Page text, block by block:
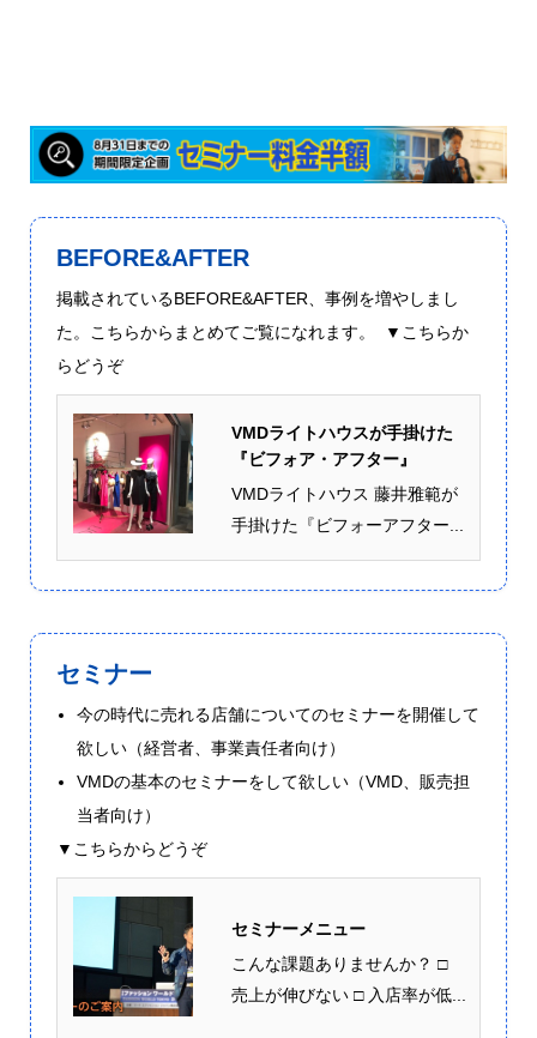
BEFORE&AFTER
掲載されているBEFORE&AFTER、事例を増やしまし
た。こちらからまとめてご覧になれます。 ▼こちらか
らどうぞ
VMDライトハウスが手掛けた
『ビフォア・アフター』
VMDライトハウス 藤井雅範が
手掛けた『ビフォーアフター...
セミナー
今の時代に売れる店舗についてのセミナーを開催して
欲しい（経営者、事業責任者向け）
VMDの基本のセミナーをして欲しい（VMD、販売担
当者向け）
▼こちらからどうぞ
セミナーメニュー
こんな課題ありませんか？ □
売上が伸びない □ 入店率が低...